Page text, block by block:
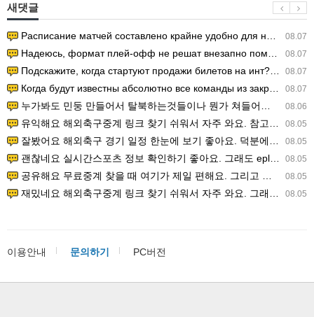
새댓글
08.07
Расписание матчей составлено крайне удобно для нашего часово…
08.07
Надеюсь, формат плей-офф не решат внезапно поменять. https:/…
08.07
Подскажите, когда стартуют продажи билетов на инт? https://g…
08.07
Когда будут известны абсолютно все команды из закрытых квали…
08.06
누가봐도 민둥 만들어서 탈북하는것들이나 뭔가 쳐들어오는 낌새를 미리 알아차리기 위함이지 저걸 전쟁준비라고 하…
08.05
유익해요 해외축구중계 링크 찾기 쉬워서 자주 와요. 참고로 무료스포츠중계 정보 확인할 때 출처 꼭 체크해요.…
08.05
잘봤어요 해외축구 경기 일정 한눈에 보기 좋아요. 덕분에 epl중계 볼 때 공식 중계 채널 먼저 찾아봐요. …
08.05
괜찮네요 실시간스포츠 정보 확인하기 좋아요. 그래도 epl중계 볼 때 공식 중계 채널 먼저 찾아봐요. 북마크…
08.05
공유해요 무료중계 찾을 때 여기가 제일 편해요. 그리고 무료스포츠중계 정보 확인할 때 출처 꼭 체크해요. 앞…
08.05
재밌네요 해외축구중계 링크 찾기 쉬워서 자주 와요. 그래서 해외축구중계도 정식 서비스로 봐야 안전해요. 다음…
이용안내 문의하기 PC버전